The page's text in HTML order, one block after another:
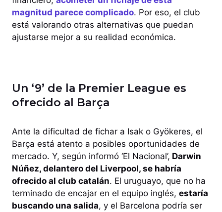
magnitud parece complicado. Por eso, el club
está valorando otras alternativas que puedan
ajustarse mejor a su realidad económica.
Un ‘9’ de la Premier League es
ofrecido al Barça
Ante la dificultad de fichar a Isak o Gyökeres, el
Barça está atento a posibles oportunidades de
mercado. Y, según informó ‘El Nacional’, Darwin
Núñez, delantero del Liverpool, se habría
ofrecido al club catalán. El uruguayo, que no ha
terminado de encajar en el equipo inglés, estaría
buscando una salida, y el Barcelona podría ser